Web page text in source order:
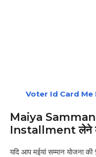
Voter Id Card Me
Maiya
Installment लेने के
यदि आप मईयां सम्मान योजना